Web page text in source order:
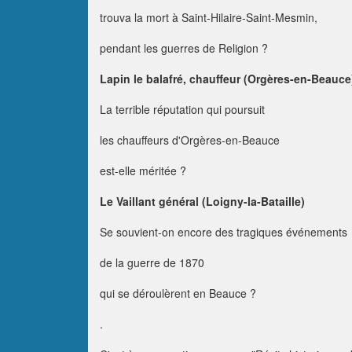
trouva la mort à Saint-Hilaire-Saint-Mesmin,
pendant les guerres de Religion ?
Lapin le balafré, chauffeur (Orgères-en-
La terrible réputation qui poursuit
les chauffeurs d'Orgères-en-Beauce
est-elle méritée ?
Le Vaillant général (Loigny-la-Bataille)
Se souvient-on encore des tragiques événements
de la guerre de 1870
qui se déroulèrent en Beauce ?
.